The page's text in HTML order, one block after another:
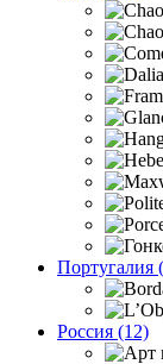
Португалия
Россия (12)